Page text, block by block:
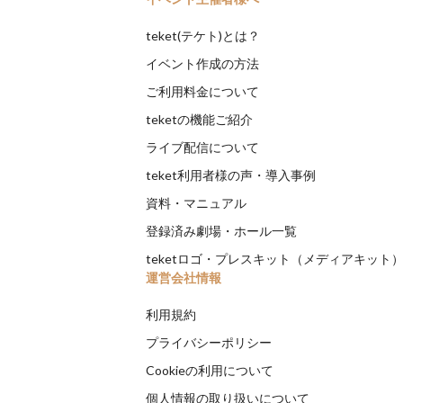
teket(テケト)とは？
イベント作成の方法
ご利用料金について
teketの機能ご紹介
ライブ配信について
teket利用者様の声・導入事例
資料・マニュアル
登録済み劇場・ホール一覧
teketロゴ・プレスキット（メディアキット）
運営会社情報
利用規約
プライバシーポリシー
Cookieの利用について
個人情報の取り扱いについて